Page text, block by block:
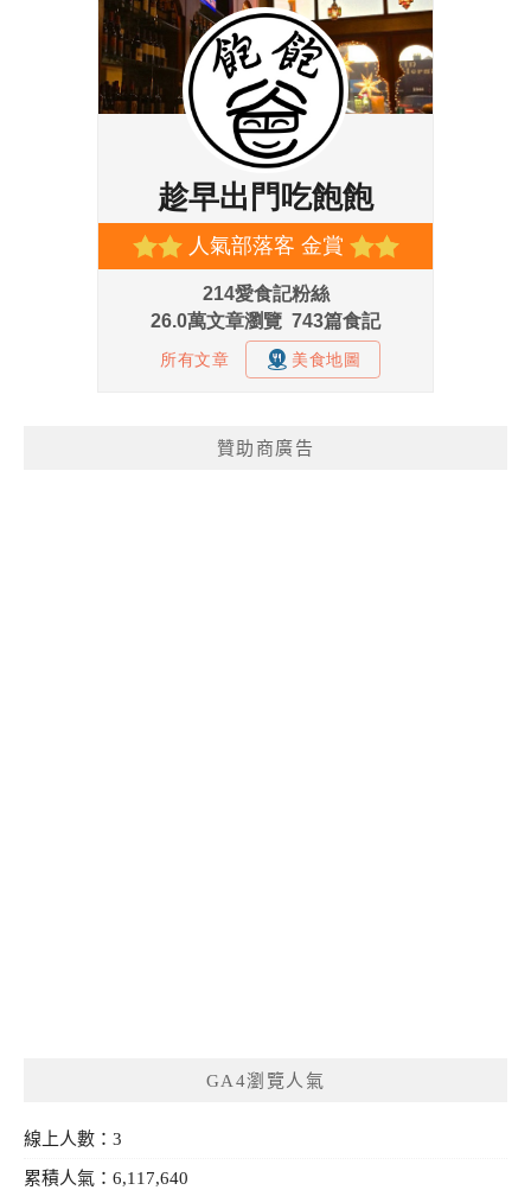
贊助商廣告
GA4瀏覽人氣
線上人數：3
累積人氣：6,117,640